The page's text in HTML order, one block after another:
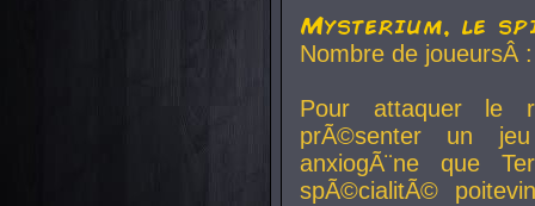
Mysterium, le
Nombre de
Pour attaquer le
prÃ©senter un
anxiogÃ¨ne que
spÃ©cialitÃ©